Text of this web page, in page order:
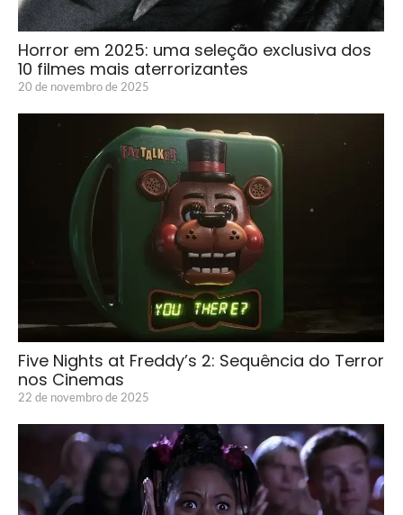
Horror em 2025: uma seleção exclusiva dos
10 filmes mais aterrorizantes
20 de novembro de 2025
Five Nights at Freddy’s 2: Sequência do Terror
nos Cinemas
22 de novembro de 2025